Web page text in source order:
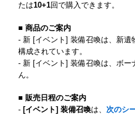
たは10+1回で購入できます。
■ 商品のご案内
- 新 [イベント] 装備召喚は、新遺
構成されています。
- 新 [イベント] 装備召喚は、ボー
ん。
■ 販売日程のご案内
- [イベント] 装備召喚は、次のシ